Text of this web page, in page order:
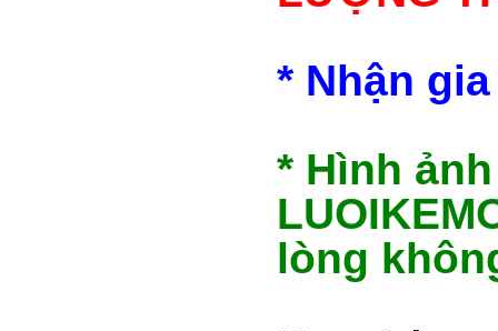
* Nhận
* Hình
lòng